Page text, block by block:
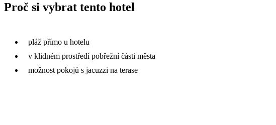
Proč si vybrat tento hotel
pláž přímo u hotelu
v klidném prostředí pobřežní části města
možnost pokojů s jacuzzi na terase